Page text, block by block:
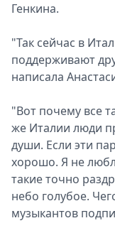
Генкина.
"Так сейчас в
поддерживают
написала
"Вот почему все
же Италии люди
души. Если эти
хорошо. Я не
такие точно
небо голубое.
музыкантов